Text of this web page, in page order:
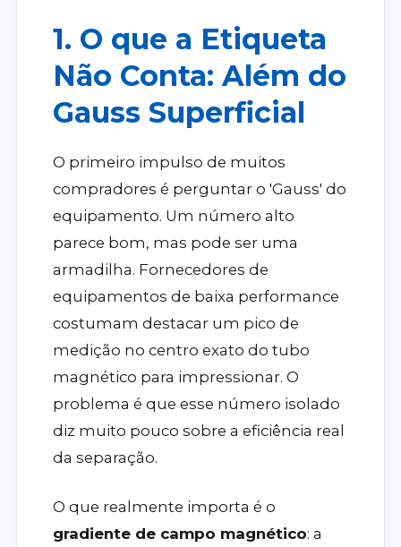
1. O que a Etiqueta
Não Conta: Além do
Gauss Superficial
O primeiro impulso de muitos
compradores é perguntar o 'Gauss' do
equipamento. Um número alto
parece bom, mas pode ser uma
armadilha. Fornecedores de
equipamentos de baixa performance
costumam destacar um pico de
medição no centro exato do tubo
magnético para impressionar. O
problema é que esse número isolado
diz muito pouco sobre a eficiência real
da separação.
O que realmente importa é o
gradiente de campo magnético: a